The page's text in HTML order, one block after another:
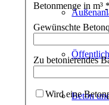
Beton
Betonmenge in m³ *
Gewünschte
Zu betonierendes
Wird eine